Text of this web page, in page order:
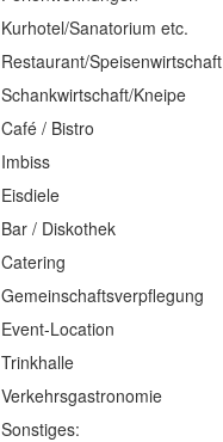
Kurhotel/Sanatorium etc.
Restaurant/Speisenwirtschaft
Schankwirtschaft/Kneipe
Café / Bistro
Imbiss
Eisdiele
Bar / Diskothek
Catering
Gemeinschaftsverpflegung
Event-Location
Trinkhalle
Verkehrsgastronomie
Sonstiges: